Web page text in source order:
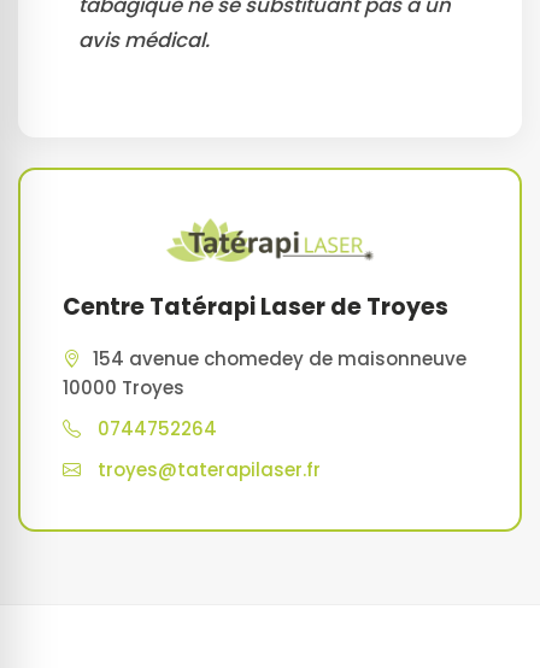
avis médical.
Centre Tatérapi Laser de Troyes
154 avenue chomedey de maisonneuve
10000 Troyes
0744752264
troyes@taterapilaser.fr